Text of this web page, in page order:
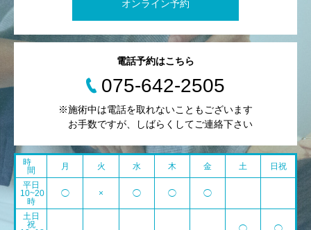
オンライン予約
電話予約はこちら
075-642-2505
※施術中は電話を取れないこともございます
お手数ですが、しばらくしてご連絡下さい
時
間
月 火 水 木 金 土
日祝
平日
10~20
時
◯ × ◯ ◯ ◯
土日
祝